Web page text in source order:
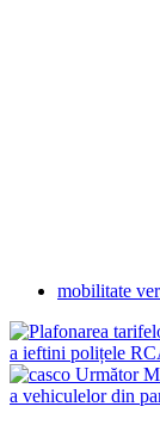
mobilitate
a ieftini polițele
Următor
a vehiculelor din